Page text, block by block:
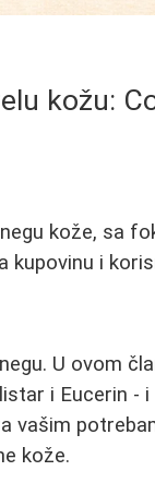
kožu:
kože, sa
kupovinu i
U ovom
i Eucerin -
vašim
kože.